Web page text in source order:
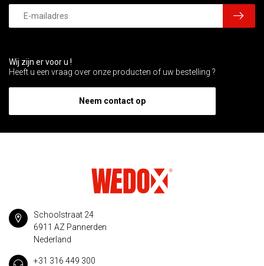
Wij zijn er voor u !
Heeft u een vraag over onze producten of uw bestelling ?
Neem contact op
Schoolstraat 24
6911 AZ Pannerden
Nederland
+31 316 449 300